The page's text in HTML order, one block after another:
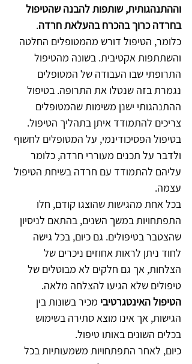
וההתנהגותית, שותפות להבנה שהטיפול
בחרדה כרוך בהכרח בהעלאת חרדה.
כלומר, הטיפול דורש מהמטופלים החלטה
והשתתפות אקטיבית. בשונה מהטיפול
התרופתי שבו העבודה של המטופלים
נגמרת בזה שנטלו את התרופה. בטיפול
ההתנהגותי ישנן משימות שהמטופלים
צריכים להתמודד איתן בתהליך הטיפול.
בטיפול הפסיכודינמי, על המטופלים לחשוף
ולדבר על תכנים מעוררי חרדה, כלומר
עליהם להתמודד עם חרדה בשיחת הטיפול
עצמה.
בכל אחת מהגישות שהוצגו קודם, חלו
התפתחויות במשך השנים, בהתאם לניסיון
שהצטבר בטיפולים. גם כיום, בכל גישה
לחוד ניתן לראות אחוזים ניכרים של
הצלחות, אך גם חלקים לא מבוטלים של
טיפולים שלא הגיעו להצלחה מלאה.
הטיפול האינטגרטיבי מכיר בשונות בין
הגישות, אך אינו מוצא סתירה בשימוש
בכלים השונים באותו טיפול.
כיום, לאחר התפתחויות משמעותיות בכל